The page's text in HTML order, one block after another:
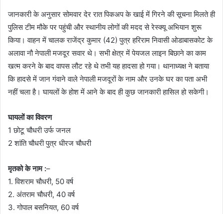
जानकारी के अनुसार सोमवार देर रात पिकअप के खाई में गिरने की सूचना मिलते ही
पुलिस टीम मौके पर पहुंची और स्थानीय लोगों की मदद से रेस्क्यू अभियान शुरू
किया। वाहन में चालक राजेंद्र कुमार (42) पुत्र हरिराम निवासी ओडाबासकोट के
अलावा नौ नेपाली मजदूर सवार थे। सभी क्षेत्र में पेयजल लाइन बिछाने का काम
खत्म करने के बाद वापस लौट रहे थे तभी यह हादसा हो गया। थानाध्यक्ष ने बताया
कि हादसे में जान गंवाने वाले नेपाली मजदूरों के नाम और उनके घर का पता अभी
नहीं चला है। घायलों के होश में आने के बाद ही कुछ जानकारी हासिल हो सकेगी।
घायलों का विवरण
1 छोटू चौधरी उर्फ जनल
2 शांति चौधरी पुत्र धीरज चौधरी
मृतको के नाम :–
1. विशराम चौधरी, 50 वर्ष
2. अंतराम चौधरी, 40 वर्ष
3. गोपाल बसनियत, 60 वर्ष